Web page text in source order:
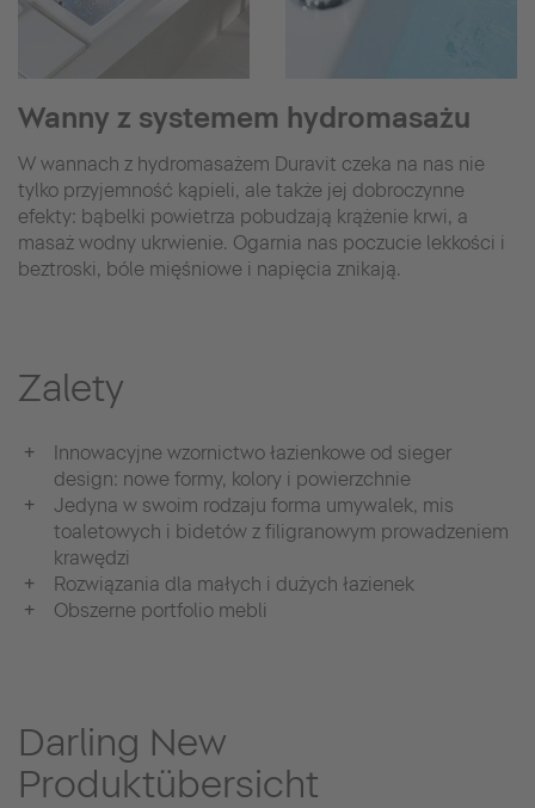
Wanny z systemem hydromasażu
W wannach z hydromasażem Duravit czeka na nas nie
tylko przyjemność kąpieli, ale także jej dobroczynne
efekty: bąbelki powietrza pobudzają krążenie krwi, a
masaż wodny ukrwienie. Ogarnia nas poczucie lekkości i
beztroski, bóle mięśniowe i napięcia znikają.
Zalety
Innowacyjne wzornictwo łazienkowe od sieger
design: nowe formy, kolory i powierzchnie
Jedyna w swoim rodzaju forma umywalek, mis
toaletowych i bidetów z filigranowym prowadzeniem
krawędzi
Rozwiązania dla małych i dużych łazienek
Obszerne portfolio mebli
Darling New
Produktübersicht